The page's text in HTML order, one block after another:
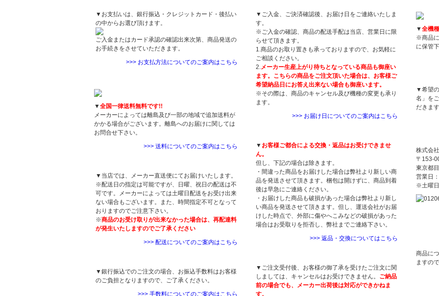
▼お支払いは、銀行振込・クレジットカード・後払い
の中からお選び頂けます。
ご入金またはカード承認の確認出来次第、商品発送の
お手続きをさせていただきます。
>>> お支払方法についてのご案内はこちら
▼全国一律送料無料です!!
メーカーによっては離島及び一部の地域で追加送料が
かかる場合がございます。離島へのお届けに関しては
お問合せ下さい。
>>> 送料についてのご案内はこちら
▼当店では、メーカー直送便にてお届けいたします。
※配送日の指定は可能ですが、日曜、祝日の配送は不
可です。メーカーによっては土曜日配送をお受け出来
ない場合もございます。また、時間指定不可となって
おりますのでご注意下さい。
※商品のお受け取りが出来なかった場合は、再配達料
が発生いたしますのでご了承ください
>>> 配送についてのご案内はこちら
▼銀行振込でのご注文の場合、お振込手数料はお客様
のご負担となりますので、ご了承ください。
>>> 手数料についてのご案内はこちら
▼ご入金、ご決済確認後、お届け日をご連絡いたしま
す。
※ご入金の確認、商品の配送手配は当店、営業日に限
らせて頂きます。
1.商品のお取り置きも承っておりますので、お気軽に
ご相談ください。
2.メーカー生産上がり待ちとなっている商品も御座い
ます。こちらの商品をご注文頂いた場合は、お客様ご
希望納品日にお答え出来ない場合も御座います。
※その際は、商品のキャンセル及び機種の変更も承り
ます。
>>> お届け日についてのご案内はこちら
▼ お客様ご都合による交換・返品はお受けできませ
ん。
但し、下記の場合は除きます。
・間違った商品をお届けした場合は弊社より新しい商
品を発送させて頂きます。梱包は開けずに、商品到着
後は早急にご連絡ください。
・お届けした商品も破損があった場合は弊社より新し
い商品を発送させて頂きます。但し、運送会社がお届
けした時点で、外部に傷やへこみなどの破損があった
場合はお受取りを拒否し、弊社までご連絡下さい。
>>> 返品・交換についてはこちら
▼ご注文受付後、お客様の御了承を受けたご注文に関
しましては、キャンセルはお受けできません。 ご納品
前の場合でも、メーカー出荷後は対応ができかねま
す。
▼全機
※商品
に保管
▼希望
名」を
だきま
株式会
〒153-
東京都
営業日
※土曜
商品に
ますの